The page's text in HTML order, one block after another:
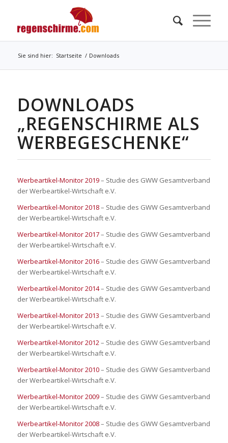
Sie sind hier: Startseite / Downloads
DOWNLOADS
„REGENSCHIRME ALS
WERBEGESCHENKE“
Werbeartikel-Monitor 2019– Studie des GWW Gesamtverband
der Werbeartikel-Wirtschaft e.V.
Werbeartikel-Monitor 2018– Studie des GWW Gesamtverband
der Werbeartikel-Wirtschaft e.V.
Werbeartikel-Monitor 2017– Studie des GWW Gesamtverband
der Werbeartikel-Wirtschaft e.V.
Werbeartikel-Monitor 2016– Studie des GWW Gesamtverband
der Werbeartikel-Wirtschaft e.V.
Werbeartikel-Monitor 2014– Studie des GWW Gesamtverband
der Werbeartikel-Wirtschaft e.V.
Werbeartikel-Monitor 2013 – Studie des GWW Gesamtverband
der Werbeartikel-Wirtschaft e.V.
Werbeartikel-Monitor 2012– Studie des GWW Gesamtverband
der Werbeartikel-Wirtschaft e.V.
Werbeartikel-Monitor 2010– Studie des GWW Gesamtverband
der Werbeartikel-Wirtschaft e.V.
Werbeartikel-Monitor 2009– Studie des GWW Gesamtverband
der Werbeartikel-Wirtschaft e.V.
Werbeartikel-Monitor 2008– Studie des GWW Gesamtverband
der Werbeartikel-Wirtschaft e.V.